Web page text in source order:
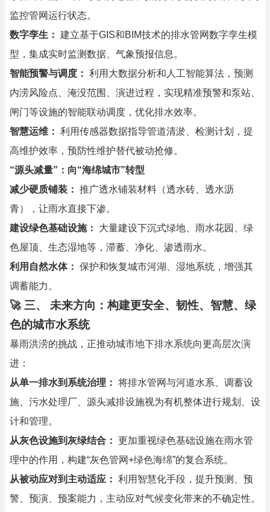
监控管网运行状态。
数字孪生： 建立基于GIS和BIM技术的排水管网数字孪生模
型，集成实时监测数据、气象预报信息。
智能预警与调度： 利用大数据分析和人工智能算法，预测
内涝风险点、淹没范围、演进过程，实现精准预警和泵站、
闸门等设施的智能联动调度，优化排水效率。
智慧运维： 利用传感器数据指导管道清淤、检测计划，提
高维护效率，预防性维护替代被动抢修。
“源头减量”：向“海绵城市”转型
减少硬质铺装： 推广透水铺装材料（透水砖、透水沥
青），让雨水直接下渗。
建设绿色基础设施：
大量建设下沉式绿地、雨水花园、绿
色屋顶、生态湿地等，滞蓄、净化、渗透雨水。
利用自然水体： 保护和恢复城市河湖、湿地系统，增强其
调蓄能力。
🚀 三、 未来方向：构建更安全、韧性、智慧、绿
色的城市水系统
暴雨洪涝的挑战，正推动城市地下排水系统向更高层次演
进：
从单一排水到系统治理： 将排水管网与河道水系、调蓄设
施、污水处理厂、源头减排设施视为有机整体进行规划、设
计和管理。
从灰色设施到灰绿结合： 更加重视绿色基础设施在雨水管
理中的作用，构建“灰色管网+绿色海绵”的复合系统。
从被动应对到主动适应： 利用智慧化手段，提升预测、预
警、预演、预案能力，主动应对气候变化带来的不确定性。